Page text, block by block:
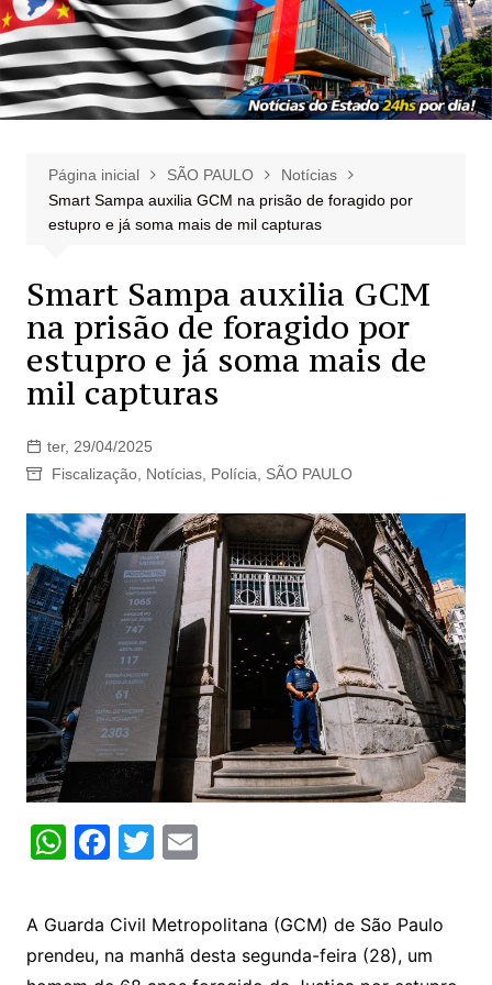
Página inicial SÃO PAULO
Notícias
Smart Sampa auxilia GCM na prisão de foragido por
estupro e já soma mais de mil capturas
Smart Sampa auxilia GCM
na prisão de foragido por
estupro e já soma mais de
mil capturas
ter, 29/04/2025
Fiscalização, Notícias, Polícia SÃO PAULO
W
at
s
F
c
e
T
itt
er
E
ai
l
A Guarda Civil Metropolitana (GCM) de São Paulo
prendeu, na manhã desta segunda-feira (28), um